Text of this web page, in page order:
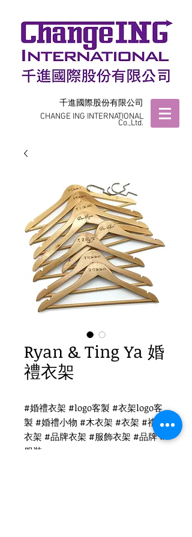
千進國際股份有限公司
CHANGE ING INTERNATIONAL
Co.,Ltd.
Ryan & Ting Ya 婚
禮衣架
#婚禮衣架 #logo客製 #衣架logo客
製 #婚禮小物 #木衣架 #衣架 #禮品
衣架 #品牌衣架 #服飾衣架 #品牌 #
服裝